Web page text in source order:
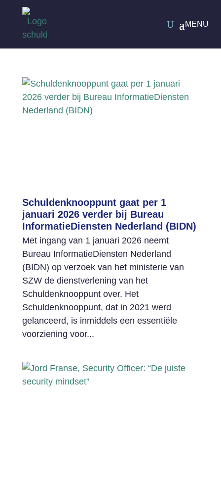
Schuldenknooppunt gaat per 1
januari 2026 verder bij Bureau
InformatieDiensten Nederland (BIDN)
Met ingang van 1 januari 2026 neemt
Bureau InformatieDiensten Nederland
(BIDN) op verzoek van het ministerie van
SZW de dienstverlening van het
Schuldenknooppunt over. Het
Schuldenknooppunt, dat in 2021 werd
gelanceerd, is inmiddels een essentiële
voorziening voor...